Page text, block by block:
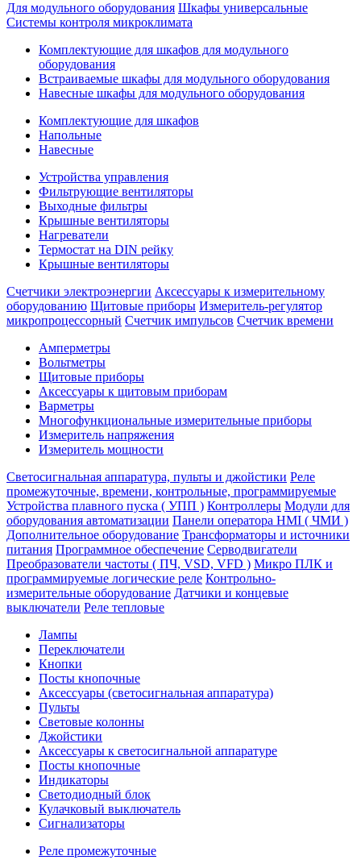
Для модульного оборудования Шкафы универсальные
Системы контроля микроклимата
Комплектующие для шкафов для модульного
оборудования
Встраиваемые шкафы для модульного оборудования
Навесные шкафы для модульного оборудования
Комплектующие для шкафов
Напольные
Навесные
Устройства управления
Фильтрующие вентиляторы
Выходные фильтры
Крышные вентиляторы
Нагреватели
Термостат на DIN рейку
Крышные вентиляторы
Счетчики электроэнергии Аксессуары к измерительному
оборудованию Щитовые приборы Измеритель-регулятор
микропроцессорный Счетчик импульсов Счетчик времени
Амперметры
Вольтметры
Щитовые приборы
Аксессуары к щитовым приборам
Варметры
Многофункциональные измерительные приборы
Измеритель напряжения
Измеритель мощности
Светосигнальная аппаратура, пульты и джойстики Реле
промежуточные, времени, контрольные, программируемые
Устройства плавного пуска ( УПП ) Контроллеры Модули для
оборудования автоматизации Панели оператора HMI ( ЧМИ )
Дополнительное оборудование Транcформаторы и источники
питания Программное обеспечение Серводвигатели
Преобразователи частоты ( ПЧ, VSD, VFD ) Микро ПЛК и
программируемые логические реле Контрольно-
измерительные оборудование Датчики и концевые
выключатели Реле тепловые
Лампы
Переключатели
Кнопки
Посты кнопочные
Аксессуары (светосигнальная аппаратура)
Пульты
Световые колонны
Джойстики
Аксессуары к светосигнальной аппаратуре
Посты кнопочные
Индикаторы
Светодиодный блок
Кулачковый выключатель
Сигнализаторы
Реле промежуточные